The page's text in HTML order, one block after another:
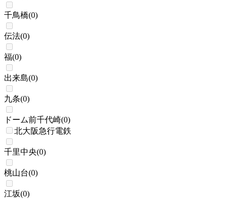
千鳥橋(0)
伝法(0)
福(0)
出来島(0)
九条(0)
ドーム前千代崎(0)
北大阪急行電鉄
千里中央(0)
桃山台(0)
江坂(0)